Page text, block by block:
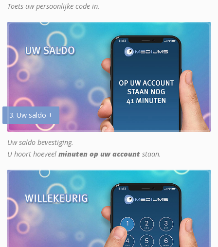
Toets uw persoonlijke code in.
3. Uw saldo +
Uw saldo bevestiging.
U hoort hoeveel minuten op uw account staan.